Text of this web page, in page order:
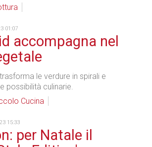
01:07
accompagna nel
le verdure in spirali e
possibilità culinarie.
Cucina
15:33
per Natale il